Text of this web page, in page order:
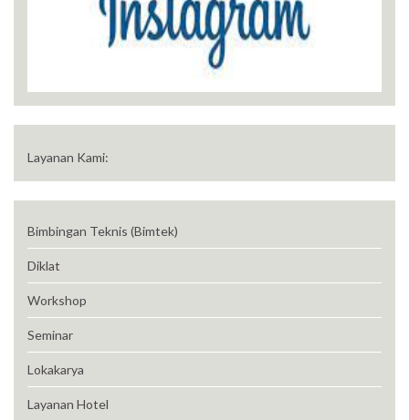
Layanan Kami:
Bimbingan Teknis (Bimtek)
Diklat
Workshop
Seminar
Lokakarya
Layanan Hotel